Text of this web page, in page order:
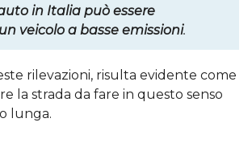
auto in Italia può essere
veicolo a basse emissioni.
rilevazioni, risulta evidente come
la strada da fare in questo senso
lunga.